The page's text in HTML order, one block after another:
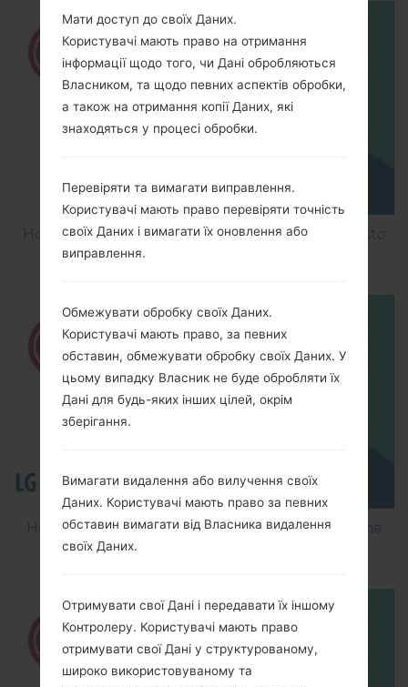
How to Factory Reset through menu on LG Aristo
How to Flash Stock Firmware on LG Smartphone
using LG Flash Tool 2014?
Мати доступ до своїх Даних.
Користувачі мають право на отримання
інформації щодо того, чи Дані обробляються
Власником, та щодо певних аспектів обробки,
а також на отримання копії Даних, які
знаходяться у процесі обробки.
Перевіряти та вимагати виправлення.
Користувачі мають право перевіряти точність
своїх Даних і вимагати їх оновлення або
виправлення.
Обмежувати обробку своїх Даних.
Користувачі мають право, за певних
обставин, обмежувати обробку своїх Даних. У
цьому випадку Власник не буде обробляти їх
Дані для будь-яких інших цілей, окрім
зберігання.
Вимагати видалення або вилучення своїх
Даних. Користувачі мають право за певних
обставин вимагати від Власника видалення
своїх Даних.
Отримувати свої Дані і передавати їх іншому
Контролеру. Користувачі мають право
отримувати свої Дані у структурованому,
широко використовуваному та